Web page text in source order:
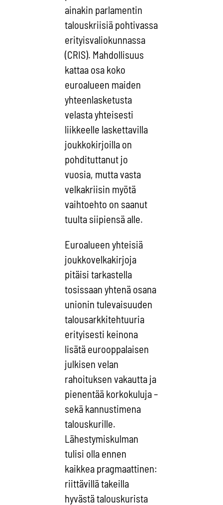
ainakin parlamentin
talouskriisiä pohtivassa
erityisvaliokunnassa
(CRIS). Mahdollisuus
kattaa osa koko
euroalueen maiden
yhteenlasketusta
velasta yhteisesti
liikkeelle laskettavilla
joukkokirjoilla on
pohdituttanut jo
vuosia, mutta vasta
velkakriisin myötä
vaihtoehto on saanut
tuulta siipiensä alle.
Euroalueen yhteisiä
joukkovelkakirjoja
pitäisi tarkastella
tosissaan yhtenä osana
unionin tulevaisuuden
talousarkkitehtuuria
erityisesti keinona
lisätä eurooppalaisen
julkisen velan
rahoituksen vakautta ja
pienentää korkokuluja –
sekä kannustimena
talouskurille.
Lähestymiskulman
tulisi olla ennen
kaikkea pragmaattinen:
riittävillä takeilla
hyvästä talouskurista